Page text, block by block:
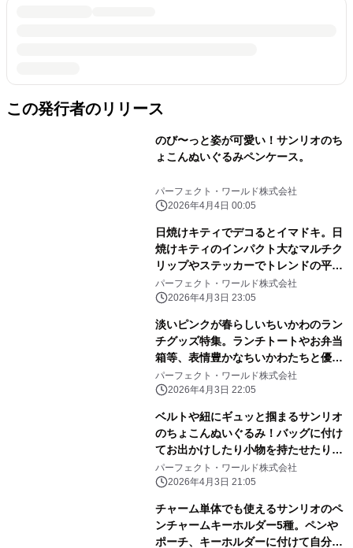
この発行者のリリース
のび〜っと姿が可愛い！サンリオのち
ょこんぬいぐるみペンケース。
パーフェクト・ワールド株式会社
2026年4月4日 00:05
日焼けキティでデコるとイマドキ。日
焼けキティのインパクト大なマルチク
リップやステッカーでトレンドの平成
レトロ感ばっちりです。
パーフェクト・ワールド株式会社
2026年4月3日 23:05
淡いピンクが春らしいちいかわのラン
チグッズ特集。ランチトートやお弁当
箱等、表情豊かなちいかわたちと優し
いピンク色に心和む
パーフェクト・ワールド株式会社
2026年4月3日 22:05
ベルトや紐にギュッと掴まるサンリオ
のちょこんぬいぐるみ！バッグに付け
てお出かけしたり小物を持たせたりと
自由に楽しめる！
パーフェクト・ワールド株式会社
2026年4月3日 21:05
チャーム単体でも使えるサンリオのペ
ンチャームキーホルダー5種。ペンや
ポーチ、キーホルダーに付けて自分だ